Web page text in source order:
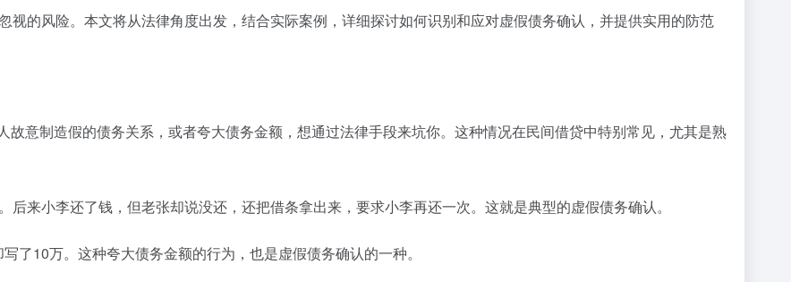
视的风险。本文将从法律角度出发，结合实际案例，详细探讨如何识别和应对虚假债务确认，并提供实用的防范
意制造假的债务关系，或者夸大债务金额，想通过法律手段来坑你。这种情况在民间借贷中特别常见，尤其是熟
来小李还了钱，但老张却说没还，还把借条拿出来，要求小李再还一次。这就是典型的虚假债务确认。
了10万。这种夸大债务金额的行为，也是虚假债务确认的一种。